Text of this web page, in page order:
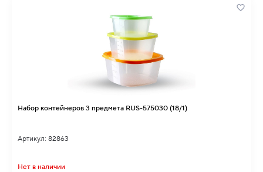
Набор контейнеров 3 предмета RUS-575030 (18/1)
Артикул: 82863
Нет в наличии